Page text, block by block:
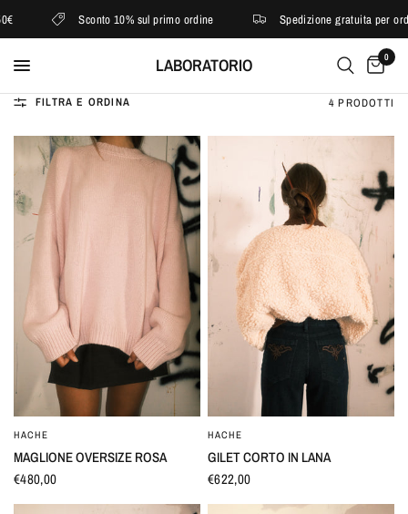
Sconto 10% sul primo ordine Spedizione gratuita per
LABORATORIO 0
FILTRA E ORDINA 4 PRODOTTI
HACHE
MAGLIONE OVERSIZE ROSA
€480,00
HACHE
GILET CORTO IN LANA
€622,00